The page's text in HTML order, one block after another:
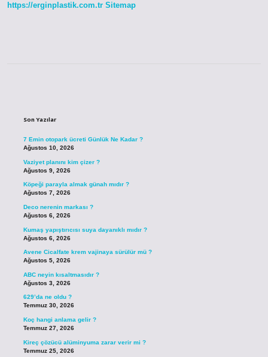
https://erginplastik.com.tr Sitemap
Son Yazılar
7 Emin otopark ücreti Günlük Ne Kadar ?
Ağustos 10, 2026
Vaziyet planını kim çizer ?
Ağustos 9, 2026
Köpeği parayla almak günah mıdır ?
Ağustos 7, 2026
Deco nerenin markası ?
Ağustos 6, 2026
Kumaş yapıştırıcısı suya dayanıklı mıdır ?
Ağustos 6, 2026
Avene Cicalfate krem vajinaya sürülür mü ?
Ağustos 5, 2026
ABC neyin kısaltmasıdır ?
Ağustos 3, 2026
629’da ne oldu ?
Temmuz 30, 2026
Koç hangi anlama gelir ?
Temmuz 27, 2026
Kireç çözücü alüminyuma zarar verir mi ?
Temmuz 25, 2026